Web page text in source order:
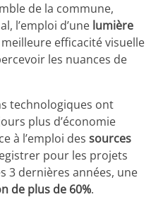
de la commune,
l’emploi d’une lumière
efficacité visuelle
les nuances de
technologiques ont
plus d’économie
à l’emploi dessources
pour les projets
3 dernières années, une
de plus de 60%.